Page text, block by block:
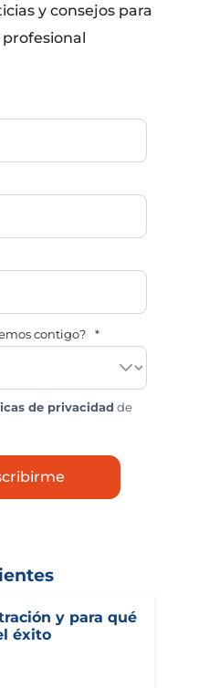
y consejos para
contigo? *
de privacidad de
y para qué
éxito